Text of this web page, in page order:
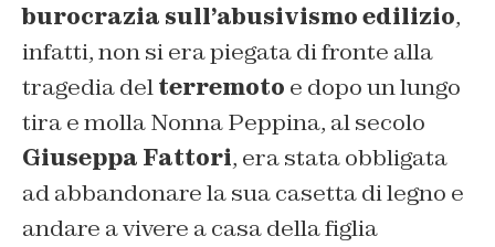
burocrazia sull’abusivismo edilizio,
infatti, non si era piegata di fronte alla
tragedia delterremoto e dopo un lungo
tira e molla Nonna Peppina, al secolo
Giuseppa Fattori, era stata obbligata
ad abbandonare la sua casetta di legno e
andare a vivere a casa della figlia